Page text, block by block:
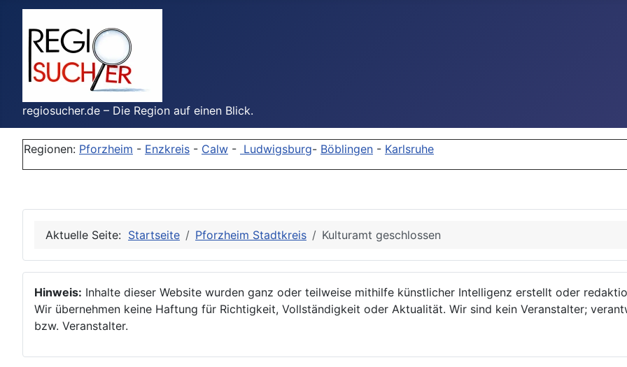
regiosucher.de – Die Region auf einen Blick.
Regionen: Pforzheim - Enzkreis - Calw - Ludwigsburg- Böblingen - Karlsruhe
Aktuelle Seite: Startseite Pforzheim Stadtkreis Kulturamt geschlossen
Hinweis: Inhalte dieser Website wurden ganz oder teilweise mithilfe künstlicher Intelligenz erstellt oder
Wir übernehmen keine Haftung für Richtigkeit, Vollständigkeit oder Aktualität. Wir sind kein Veranstalter;
bzw. Veranstalter.